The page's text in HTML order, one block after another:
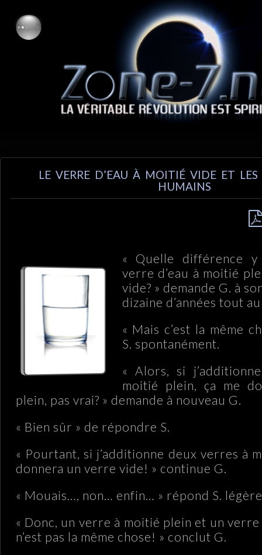
LE VERRE D’EAU À MOITIÉ VIDE ET LES
HUMAINS
« Quelle différence
verre d’eau à moitié
vide? » demande G. à
dizaine d’années tout
« Mais c’est la même
S. spontanément.
« Alors, si
moitié plein, ça me
plein, pas vrai? » demande à nouveau G.
« Bien sûr » de répondre S.
« Pourtant, si j’additionne deux verres à
donnera un verre vide! » continue G.
« Mouais…, non… enfin… » répond S.
« Donc, un verre à moitié plein et un
n’est pas la même chose! » conclut G.